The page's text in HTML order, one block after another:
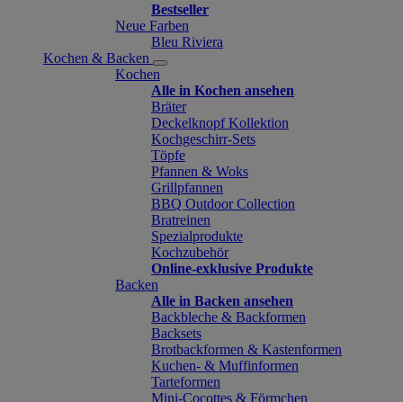
Bestseller
Neue Farben
Bleu Riviera
Kochen & Backen
Kochen
Alle in Kochen ansehen
Bräter
Deckelknopf Kollektion
Kochgeschirr-Sets
Töpfe
Pfannen & Woks
Grillpfannen
BBQ Outdoor Collection
Bratreinen
Spezialprodukte
Kochzubehör
Online-exklusive Produkte
Backen
Alle in Backen ansehen
Backbleche & Backformen
Backsets
Brotbackformen & Kastenformen
Kuchen- & Muffinformen
Tarteformen
Mini-Cocottes & Förmchen